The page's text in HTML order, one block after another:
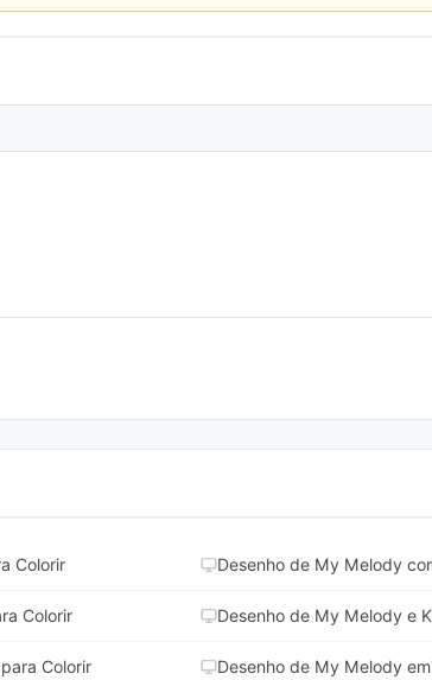
Colorir Desenho de My Melody
Colorir Desenho de My Melody e
Colorir Desenho de My Melody